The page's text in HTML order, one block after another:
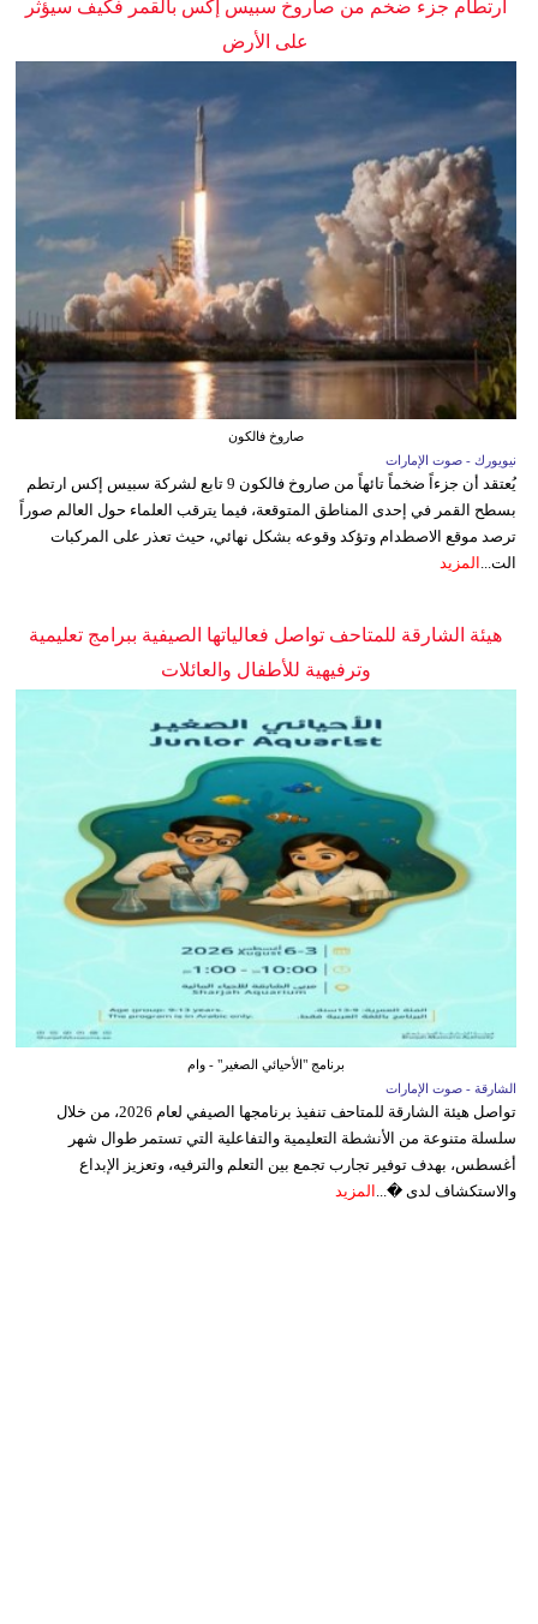
ارتطام جزء ضخم من صاروخ سبيس إكس بالقمر فكيف سيؤثر
على الأرض
صاروخ فالكون
نيويورك - صوت الإمارات
يُعتقد أن جزءاً ضخماً تائهاً من صاروخ فالكون 9 تابع لشركة سبيس إكس ارتطم
بسطح القمر في إحدى المناطق المتوقعة، فيما يترقب العلماء حول العالم صوراً
ترصد موقع الاصطدام وتؤكد وقوعه بشكل نهائي، حيث تعذر على المركبات
الت...
المزيد
هيئة الشارقة للمتاحف تواصل فعالياتها الصيفية ببرامج تعليمية
وترفيهية للأطفال والعائلات
برنامج "الأحيائي الصغير" - وام
الشارقة - صوت الإمارات
تواصل هيئة الشارقة للمتاحف تنفيذ برنامجها الصيفي لعام 2026، من خلال
سلسلة متنوعة من الأنشطة التعليمية والتفاعلية التي تستمر طوال شهر
أغسطس، بهدف توفير تجارب تجمع بين التعلم والترفيه، وتعزيز الإبداع
والاستكشاف لدى �... المزيد